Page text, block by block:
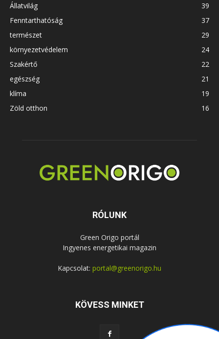
Állatvilág
39
Fenntarthatóság
37
természet
29
környezetvédelem
24
Szakértő
22
egészség
21
klíma
19
Zöld otthon
16
RÓLUNK
Green Origo portál
Ingyenes energetikai magazin
Kapcsolat: portal@greenorigo.hu
KÖVESS MINKET